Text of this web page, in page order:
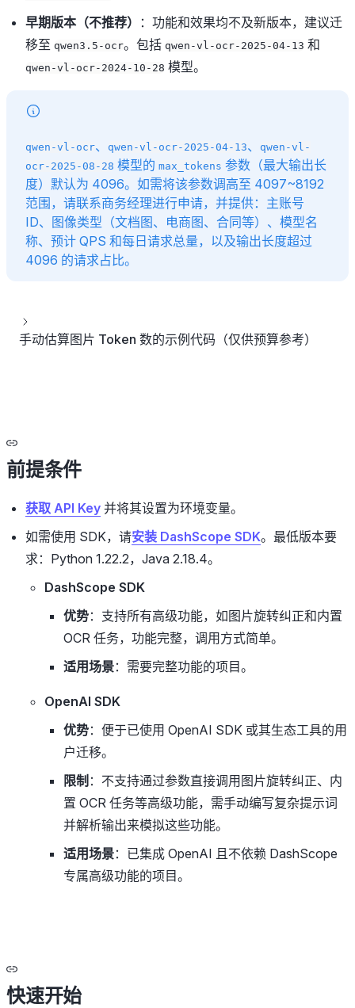
早期版本（不推荐）
：功能和效果均不及新版本，建议迁
移至 qwen3.5-ocr。包括 qwen-vl-ocr-2025-04-13 和
qwen-vl-ocr-2024-10-28 模型。
qwen-vl-ocr、 qwen-vl-ocr-2025-04-13、
qwen-vl-
ocr-2025-08-28 模型的 max_tokens 参数（最大输出长
度）默认为 4096。如需将该参数调高至 4097~8192
范围，请联系商务经理进行申请，并提供：主账号
ID、图像类型（文档图、电商图、合同等）、模型名
称、预计 QPS 和每日请求总量，以及输出长度超过
4096 的请求占比。
手动估算图片 Token 数的示例代码（仅供预算参考）
前提条件
获取 API Key 并将其设置为环境变量。
如需使用 SDK，请安装 DashScope SDK。最低版本要
求：Python 1.22.2，Java 2.18.4。
DashScope SDK
优势：支持所有高级功能，如图片旋转纠正和内置
OCR 任务，功能完整，调用方式简单。
适用场景：需要完整功能的项目。
OpenAI SDK
优势：便于已使用 OpenAI SDK 或其生态工具的用
户迁移。
限制 ：不支持通过参数直接调用图片旋转纠正、内
置 OCR 任务等高级功能，需手动编写复杂提示词
并解析输出来模拟这些功能。
适用场景：已集成 OpenAI 且不依赖 DashScope
专属高级功能的项目。
快速开始